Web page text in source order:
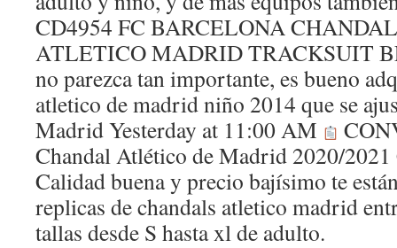
CD4954 FC BARCELONA
ATLETICO MADRID TRACKSUIT
no parezca tan importante, es bueno
atletico de madrid niño 2014 que se
Madrid Yesterday at 11:00 AM
Chandal Atlético de Madrid 2020/
Calidad buena y precio bajísimo te
replicas de chandals atletico madrid
tallas desde S hasta xl de adulto.